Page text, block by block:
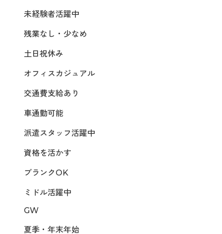
未経験者活躍中
残業なし・少なめ
土日祝休み
オフィスカジュアル
交通費支給あり
車通勤可能
派遣スタッフ活躍中
資格を活かす
ブランクOK
ミドル活躍中
GW
夏季・年末年始